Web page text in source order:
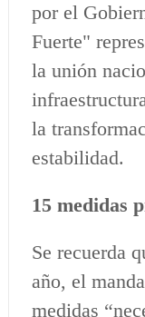
por el
Fuerte"
la unión
la
estabilidad.
15 medidas
Se recuerda
año, el
medidas